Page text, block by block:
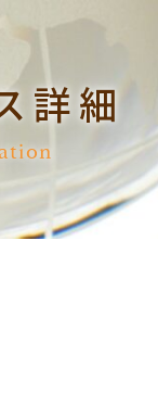
詳細